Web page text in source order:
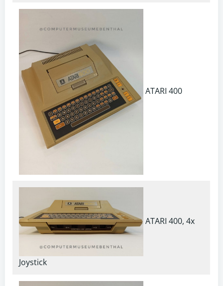
ATARI 400
ATARI 400, 4x
Joystick